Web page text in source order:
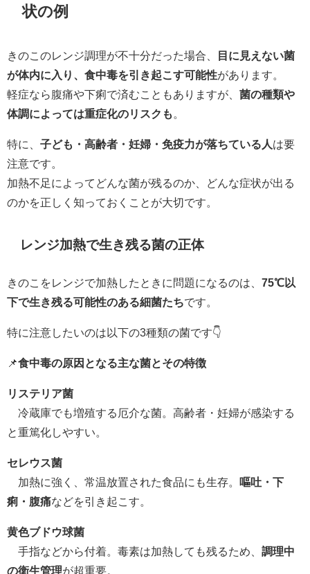
状の例
きのこのレンジ調理が不十分だった場合、
目に見えない菌
が体内に入り、食中毒を引き起こす可能性があります。
軽症なら腹痛や下痢で済むこともありますが、 菌の種類や
体調によっては重症化のリスクも 。
特に、 子ども・高齢者・妊婦・免疫力が落ちている人は要
注意です。
加熱不足によってどんな菌が残るのか、どんな症状が出る
のかを正しく知っておくことが大切です。
レンジ加熱で生き残る菌の正体
きのこをレンジで加熱したときに問題になるのは、 75℃以
下で生き残る可能性のある細菌たちです。
特に注意したいのは以下の3種類の菌です👇
📌食中毒の原因となる主な菌とその特徴
リステリア菌
冷蔵庫でも増殖する厄介な菌。高齢者・妊婦が感染する
と重篤化しやすい。
セレウス菌
加熱に強く、常温放置された食品にも生存。
嘔吐・下
痢・腹痛などを引き起こす。
黄色ブドウ球菌
手指などから付着。毒素は加熱しても残るため、 調理中
の衛生管理が超重要。